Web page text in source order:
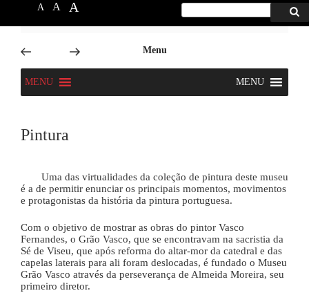
A A A
Procurar
por:
to
content
Menu
MENU MENU
Pintura
Uma das virtualidades da coleção de pintura deste museu
é a de permitir enunciar os principais momentos, movimentos
e protagonistas da história da pintura portuguesa.
Com o objetivo de mostrar as obras do pintor Vasco
Fernandes, o Grão Vasco, que se encontravam na sacristia da
Sé de Viseu, que após reforma do altar-mor da catedral e das
capelas laterais para ali foram deslocadas, é fundado o Museu
Grão Vasco através da perseverança de Almeida Moreira, seu
primeiro diretor.